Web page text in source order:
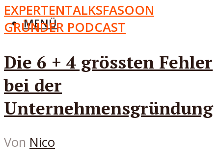
MENÜ
EXPERTENTALKSFASOON
GRÜNDER PODCAST
Die 6 + 4 grössten Fehler
bei der
Unternehmensgründung
Von Nico